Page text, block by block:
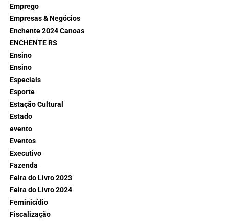
Emprego
Empresas & Negócios
Enchente 2024 Canoas
ENCHENTE RS
Ensino
Ensino
Especiais
Esporte
Estação Cultural
Estado
evento
Eventos
Executivo
Fazenda
Feira do Livro 2023
Feira do Livro 2024
Feminicídio
Fiscalização